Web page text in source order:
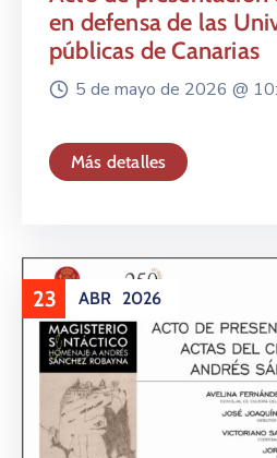
en defensa de las
públicas de Canarias
5 de mayo de 2026 @
Más detalles
23 ABR 2026